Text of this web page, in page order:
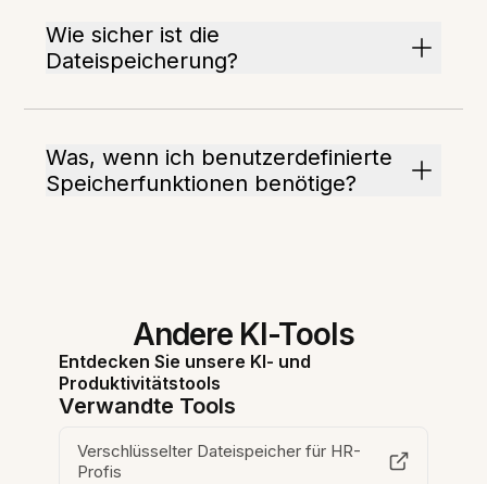
Wie sicher ist die
Dateispeicherung?
Was, wenn ich benutzerdefinierte
Speicherfunktionen benötige?
Andere KI-Tools
Entdecken Sie unsere KI- und
Produktivitätstools
Verwandte Tools
Verschlüsselter Dateispeicher für HR-
Profis